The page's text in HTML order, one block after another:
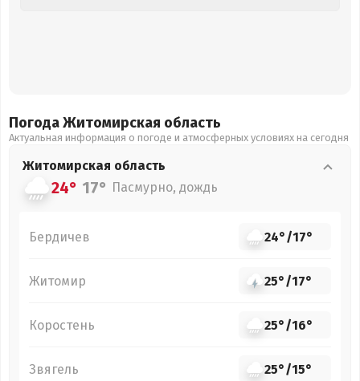
Погода Житомирская область
Актуальная информация о погоде и атмосферных условиях на сегодня
Житомирская область
24° 17° Пасмурно, дождь
Бердичев 24°/17°
Житомир 25°/17°
Коростень 25°/16°
Звягель 25°/15°